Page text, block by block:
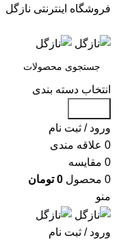
فروشگاه اینترنتی نازگل
انتخاب دسته بندی
ورود / ثبت نام
0 علاقه مندی
0 مقایسه
0 محصول 0 تومان
منو
ورود / ثبت نام